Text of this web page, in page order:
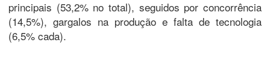
principais (53,2% no total), seguidos por concorrência
(14,5%), gargalos na produção e falta de tecnologia
(6,5% cada).